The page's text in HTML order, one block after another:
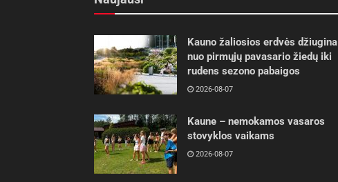
Kauno žaliosios erdvės džiugina
nuo pirmųjų pavasario žiedų iki
rudens sezono pabaigos
2026-08-07
Kaune – nemokamos vasaros
stovyklos vaikams
2026-08-07